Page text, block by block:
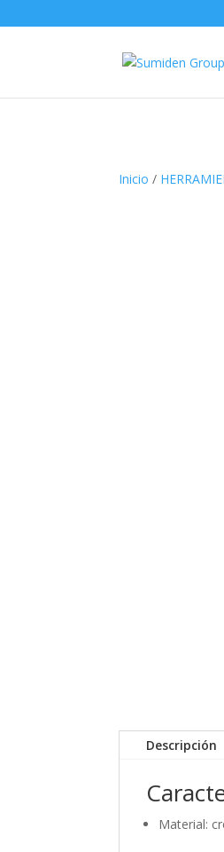
Inicio /
Descripción
Material: